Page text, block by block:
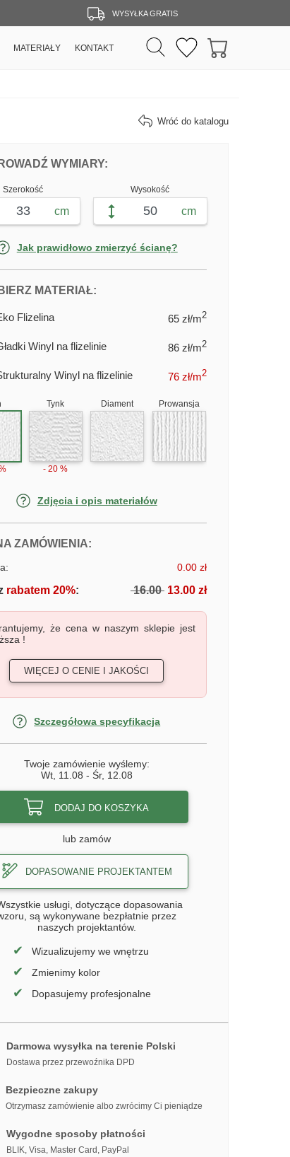
WYSYŁKA GRATIS
MATERIAŁY KONTAKT
Wróć do katalogu
FOTOTAPETĘ ALEJA
WYMIARY:FOTOTAPETY ALEJA PARKOWA
Szerokość
cm
Wysokość
cm
Jak prawidłowo zmierzyć ścianę?
MATERIAŁ:DLA FOTOTAPETY ALEJA
Flizelina 65 zł/m2
Winyl na flizelinie 86 zł/m2
Winyl na flizelinie 76zł/m2
Tynk
- 20 %
Diament Prowansja
Zdjęcia i opis materiałów
ZAMÓWIENIA:FOTOTAPETY ALEJA PARKOWA
0.00 zł
rabatem 20%: 16.0013.00 zł
że cena w naszym sklepie jest
!
WIĘCEJ O CENIE I JAKOŚCI
Szczegółowa specyfikacja
Twoje zamówienie wyślemy:
Wt, 11.08 - Śr, 12.08
DODAJ DO KOSZYKA
lub zamów
DOPASOWANIE PROJEKTANTEM
usługi, dotyczące dopasowania
są wykonywane bezpłatnie przez
naszych projektantów.
✔ Wizualizujemy we wnętrzu
✔ Zmienimy kolor
✔ Dopasujemy profesjonalne
Darmowa wysyłka na terenie Polski
Dostawa przez przewoźnika DPD
Bezpieczne zakupy
Otrzymasz zamówienie albo zwrócimy Ci pieniądze
Wygodne sposoby płatności
BLIK, Visa, Master Card, PayPal